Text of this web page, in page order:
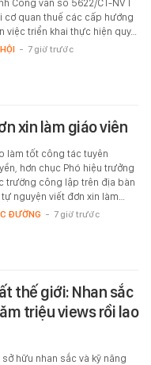
Công văn số 5622/CT-NVT
cơ quan thuế các cấp hướng
việc triển khai thực hiện quy…
- 7 giờ trước
xin làm giáo viên
làm tốt công tác tuyên
hơn chục Phó hiệu trưởng
trường công lập trên địa bàn
nguyện viết đơn xin làm…
ĐƯỜNG - 7 giờ trước
thế giới: Nhan sắc
triệu views rồi lao
sở hữu nhan sắc và kỹ năng